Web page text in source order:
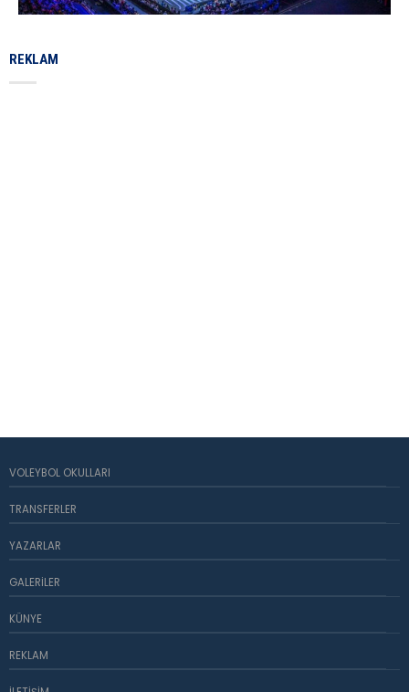
REKLAM
VOLEYBOL OKULLARI
TRANSFERLER
YAZARLAR
GALERILER
KÜNYE
REKLAM